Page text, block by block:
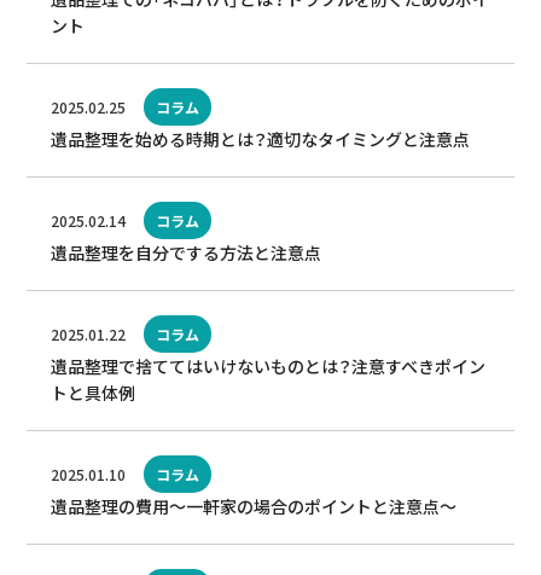
ント
2025.02.25 コラム
遺品整理を始める時期とは？適切なタイミングと注意点
2025.02.14 コラム
遺品整理を自分でする方法と注意点
2025.01.22 コラム
遺品整理で捨ててはいけないものとは？注意すべきポイン
トと具体例
2025.01.10 コラム
遺品整理の費用～一軒家の場合のポイントと注意点～